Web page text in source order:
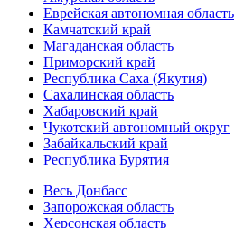
Еврейская автономная область
Камчатский край
Магаданская область
Приморский край
Республика Саха (Якутия)
Сахалинская область
Хабаровский край
Чукотский автономный округ
Забайкальский край
Республика Бурятия
Весь Донбасс
Запорожская область
Херсонская область